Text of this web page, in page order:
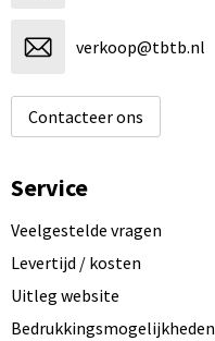
verkoop@tbtb.nl
Contacteer ons
Service
Veelgestelde vragen
Levertijd / kosten
Uitleg website
Bedrukkingsmogelijkheden